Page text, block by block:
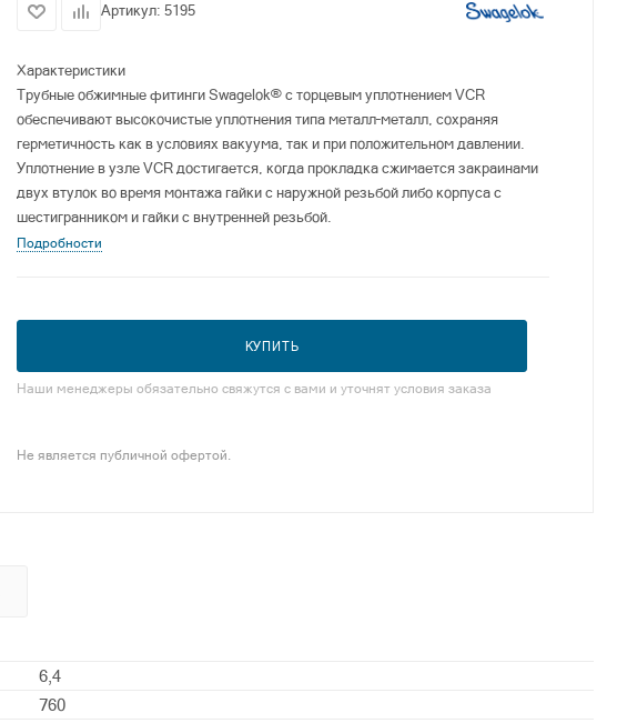
Артикул: 5195
Характеристики
Трубные обжимные фитинги Swagelok® с торцевым уплотнением VCR
обеспечивают высокочистые уплотнения типа металл–металл, сохраняя
герметичность как в условиях вакуума, так и при положительном давлении.
Уплотнение в узле VCR достигается, когда прокладка сжимается закраинами
двух втулок во время монтажа гайки с наружной резьбой либо корпуса с
шестигранником и гайки с внутренней резьбой.
Подробности
КУПИТЬ
Наши менеджеры обязательно свяжутся с вами и уточнят условия заказа
Не является публичной офертой.
6,4
760